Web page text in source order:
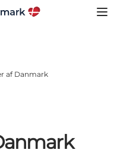
af Danmark